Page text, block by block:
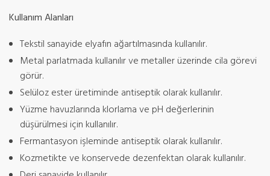
Kullanım Alanları
Tekstil sanayide elyafın ağartılmasında kullanılır.
Metal parlatmada kullanılır ve metaller üzerinde cila görevi
görür.
Selüloz ester üretiminde antiseptik olarak kullanılır.
Yüzme havuzlarında klorlama ve pH değerlerinin
düşürülmesi için kullanılır.
Fermantasyon işleminde antiseptik olarak kullanılır.
Kozmetikte ve konservede dezenfektan olarak kullanılır.